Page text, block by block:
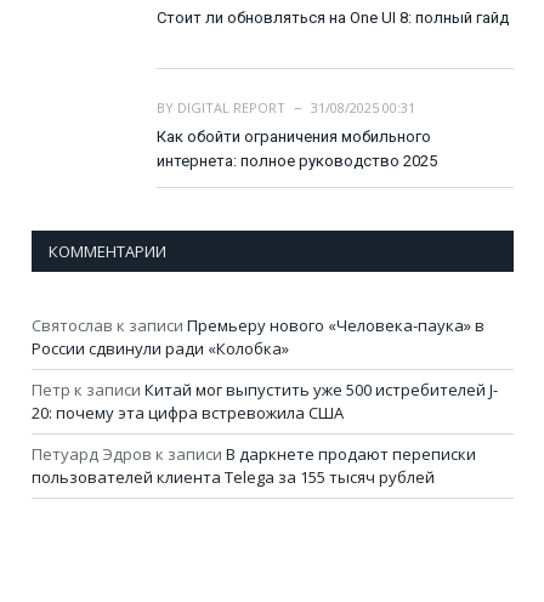
Стоит ли обновляться на One UI 8: полный гайд
BY DIGITAL REPORT
31/08/2025 00:31
Как обойти ограничения мобильного
интернета: полное руководство 2025
КОММЕНТАРИИ
Святослав к записи Премьеру нового «Человека-паука» в
России сдвинули ради «Колобка»
Петр к записи Китай мог выпустить уже 500 истребителей J-
20: почему эта цифра встревожила США
Петуард Эдров к записи В даркнете продают переписки
пользователей клиента Telega за 155 тысяч рублей